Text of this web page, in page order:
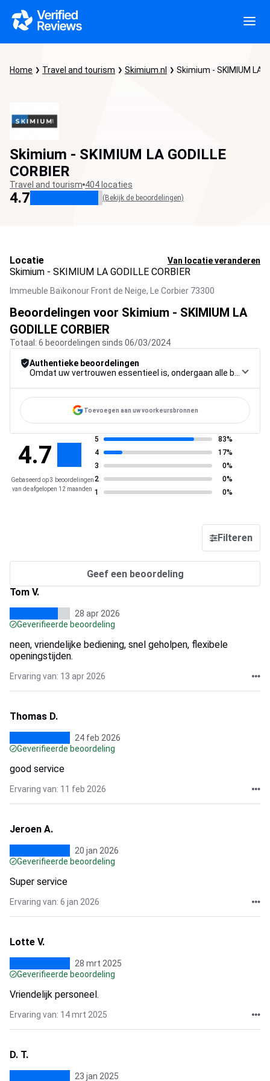
Home Travel and tourism Skimium.nl Skimium - SKIMIUM LA
Skimium - SKIMIUM LA GODILLE
CORBIER
Travel and tourism 404 locaties
4.7 (Bekijk de beoordelingen)
Locatie Van locatie veranderen
Skimium - SKIMIUM LA GODILLE CORBIER
Immeuble Baïkonour Front de Neige, Le Corbier 73300
Beoordelingen voor Skimium - SKIMIUM LA
GODILLE CORBIER
Totaal: 6 beoordelingen sinds 06/03/2024
Authentieke beoordelingen
Toevoegen aan uw voorkeursbronnen
4.7
Gebaseerd op 3 beoordelingen
van de afgelopen 12 maanden
5
83%
4
17%
3
0%
2
0%
1
0%
Filteren
Geef een beoordeling
Tom V.
28 apr 2026
Geverifieerde beoordeling
neen, vriendelijke bediening, snel geholpen, flexibele
openingstijden.
Ervaring van: 13 apr 2026
Thomas D.
24 feb 2026
Geverifieerde beoordeling
good service
Ervaring van: 11 feb 2026
Jeroen A.
20 jan 2026
Geverifieerde beoordeling
Super service
Ervaring van: 6 jan 2026
Lotte V.
28 mrt 2025
Geverifieerde beoordeling
Vriendelijk personeel.
Ervaring van: 14 mrt 2025
D. T.
23 jan 2025